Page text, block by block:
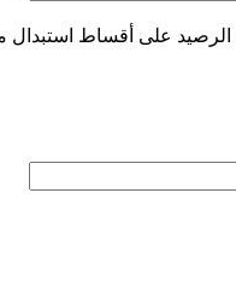
الرصيد على أقساط